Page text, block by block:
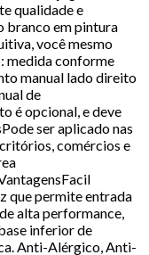
qualidade e
branco em pintura
você mesmo
medida conforme
manual lado direito
de
é opcional, e deve
ser aplicado nas
comércios e
que permite entrada
alta performance,
inferior de
Anti-Alérgico, Anti-